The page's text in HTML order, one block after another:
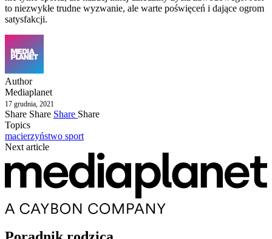
to niezwykłe trudne wyzwanie, ale warte poświęceń i dające ogrom
satysfakcji.
Author
Mediaplanet
17 grudnia, 2021
Share Share Share Share
Topics
macierzyństwo sport
Next article